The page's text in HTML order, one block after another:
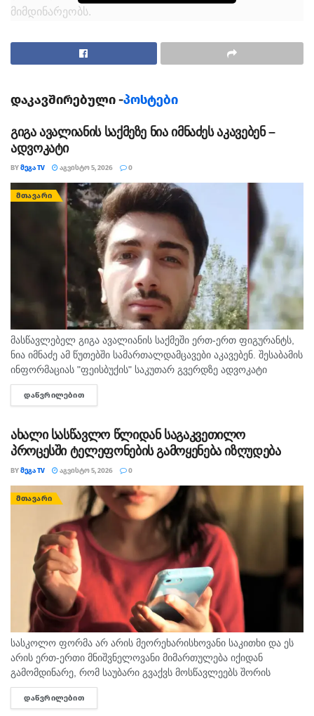
მიმდინარეობს.
თეგები: ავარია უბედური შემთხვევა
დაკავშირებული -პოსტები
გიგა ავალიანის საქმეზე ნია იმნაძეს აკავებენ –
ადვოკატი
BYᲛᲔᲒᲐ TV ᲐᲒᲕᲘᲡᲢᲝ 5, 2026 0
ᲛᲗᲐᲕᲐᲠᲘ
მასწავლებელ გიგა ავალიანის საქმეში ერთ-ერთ ფიგურანტს,
ნია იმნაძე ამ წუთებში სამართალდამცავები აკავებენ. შესაბამის
ინფორმაციას "ფეისბუქის" საკუთარ გვერდზე ადვოკატი
გიორგი ლეკვიშვილი ავრცელებს.
ᲓᲐᲬᲕᲠᲘᲚᲔᲑᲘᲗ
ახალი სასწავლო წლიდან საგაკვეთილო
პროცესში ტელეფონების გამოყენება იზღუდება
BYᲛᲔᲒᲐ TV ᲐᲒᲕᲘᲡᲢᲝ 5, 2026 0
ᲛᲗᲐᲕᲐᲠᲘ
სასკოლო ფორმა არ არის მეორეხარისხოვანი საკითხი და ეს
არის ერთ-ერთი მნიშვნელოვანი მიმართულება იქიდან
გამომდინარე, რომ საუბარი გვაქვს მოსწავლეებს შორის
თანასწორობაზე, უსაფრთხო გარემოს უზრუნველყოფასა და
სწავლის ხარისხის ამაღლების ხელშეწყობაზე, ეს მსოფლიო
ᲓᲐᲬᲕᲠᲘᲚᲔᲑᲘᲗ